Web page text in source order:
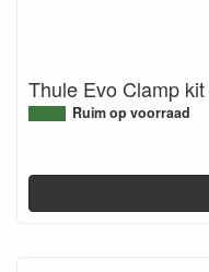
Thule Evo Clamp
Ruim op voorraad